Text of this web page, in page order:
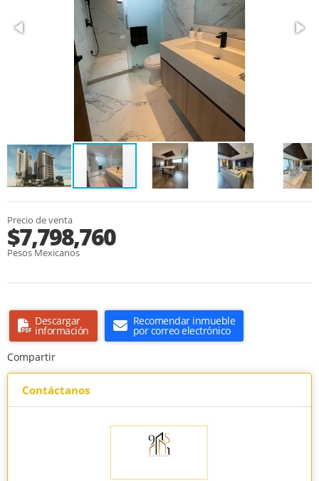
Precio de venta
$7,798,760
Pesos Mexicanos
Descargar
información
Recomendar inmueble
por correo electrónico
Compartir
Contáctanos